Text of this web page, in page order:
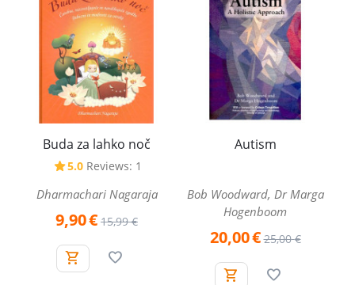
Buda za lahko noč
5.0 Reviews: 1
Dharmachari Nagaraja
9,90€ 15,99 €
Autism
Bob Woodward, Dr Marga
Hogenboom
20,00€ 25,00 €